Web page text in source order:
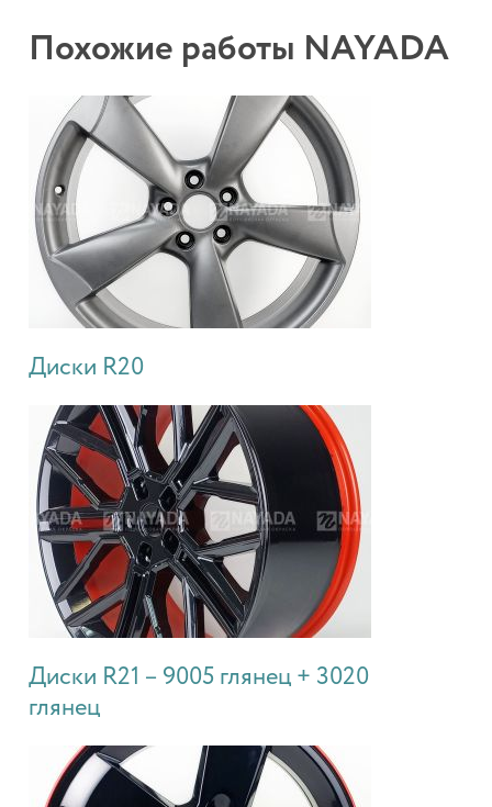
Похожие работы NAYADA
Диски R20
Диски R21 – 9005 глянец + 3020
глянец